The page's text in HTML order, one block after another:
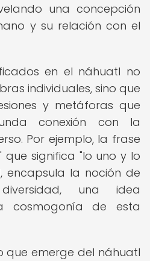
una concepción
y su relación con el
en el náhuatl no
individuales, sino que
y metáforas que
conexión con la
Por ejemplo, la frase
que significa "lo uno y lo
encapsula la noción de
una idea
cosmogonía de esta
que emerge del náhuatl